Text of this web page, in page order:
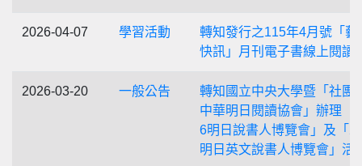
2026-04-07 學習活動
轉知發行之115年4月號「藝
快訊」月刊電子書線上閱讀
2026-03-20 一般公告
轉知國立中央大學暨「社團
中華明日閱讀協會」辦理「
6明日說書人博覽會」及「
明日英文說書人博覽會」活